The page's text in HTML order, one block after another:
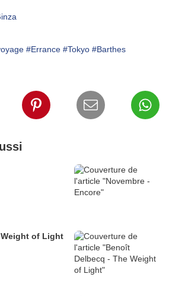
#Errance #Tokyo #Barthes
of Light